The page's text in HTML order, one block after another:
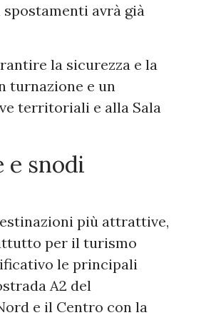
avrà già
la sicurezza e la
turnazione e un
territoriali e alla Sala
e snodi
più attrattive,
per il turismo
le principali
A2 del
e il Centro con la